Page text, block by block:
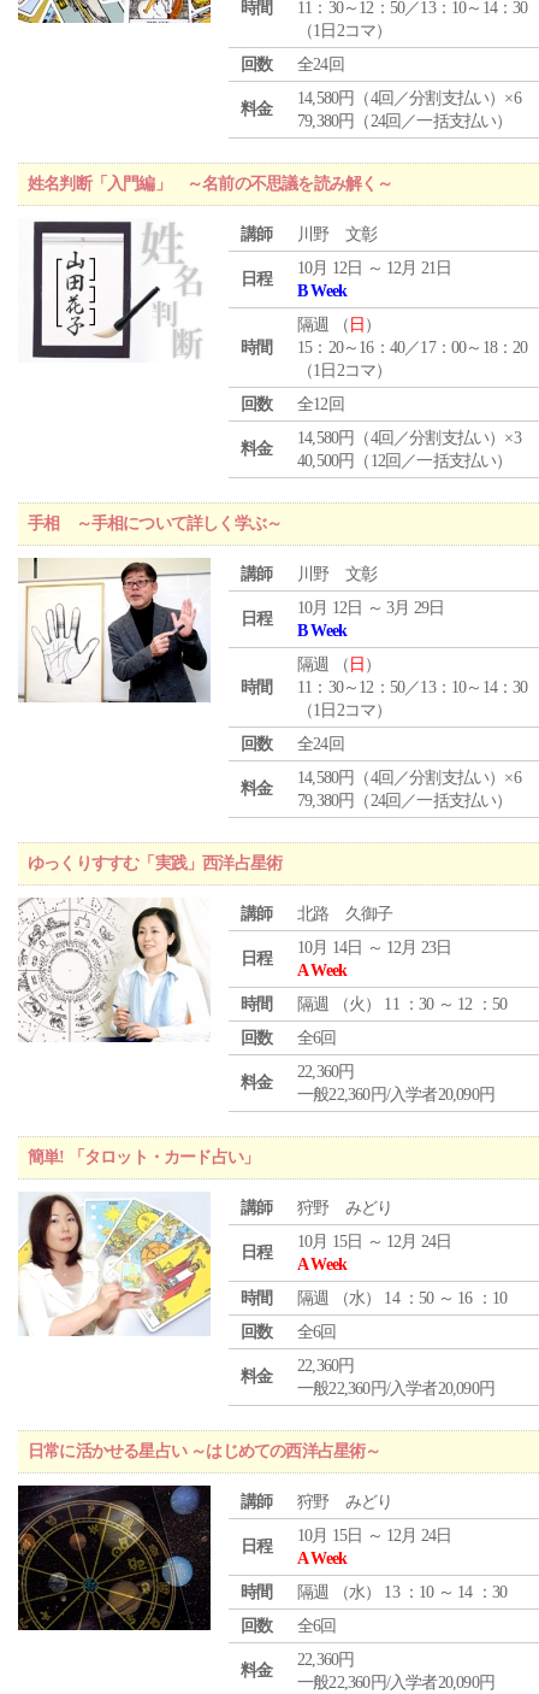
時間
11：30～12：50／13：10～14：30
（1日2コマ）
回数
全24回
料金
14,580円（4回／分割支払い）×6
79,380円（24回／一括支払い）
姓名判断「入門編」 ～名前の不思議を読み解く～
講師 川野 文彰
日程
10月 12日 ～ 12月 21日
B Week
時間
隔週 （ 日 ）
15：20～16：40／17：00～18：20
（1日2コマ）
回数
全12回
料金
14,580円（4回／分割支払い）×3
40,500円（12回／一括支払い）
手相 ～手相について詳しく学ぶ～
講師 川野 文彰
日程
10月 12日 ～ 3月 29日
B Week
時間
隔週 （ 日 ）
11：30～12：50／13：10～14：30
（1日2コマ）
回数
全24回
料金
14,580円（4回／分割支払い）×6
79,380円（24回／一括支払い）
ゆっくりすすむ「実践」西洋占星術
講師 北路 久御子
日程
10月 14日 ～ 12月 23日
A Week
時間
隔週 （火 ） 11 ：30 ～ 12 ：50
回数
全6回
料金
22,360円
一般22,360円/入学者20,090円
簡単! 「タロット・カード占い」
講師 狩野 みどり
日程
10月 15日 ～ 12月 24日
A Week
時間
隔週 （水） 14 ：50 ～ 16 ：10
回数
全6回
料金
22,360円
一般22,360円/入学者20,090円
日常に活かせる星占い ～はじめての西洋占星術～
講師 狩野 みどり
日程
10月 15日 ～ 12月 24日
A Week
時間
隔週 （水） 13 ：10 ～ 14 ：30
回数
全6回
料金
22,360円
一般22,360円/入学者20,090円